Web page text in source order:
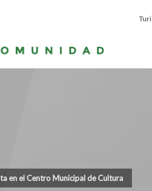
en el Centro Municipal de Cultura